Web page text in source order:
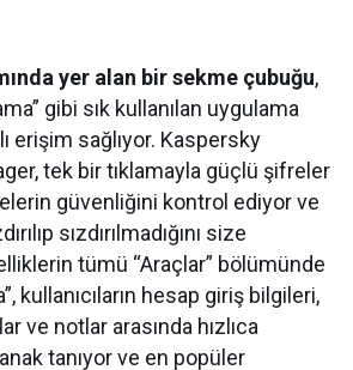
yer alan bir sekme çubuğu,
gibi sık kullanılan uygulama
erişim sağlıyor. Kaspersky
tek bir tıklamayla güçlü şifreler
güvenliğini kontrol ediyor ve
sızdırılmadığını size
tümü “Araçlar” bölümünde
kullanıcıların hesap giriş bilgileri,
ve notlar arasında hızlıca
tanıyor ve en popüler